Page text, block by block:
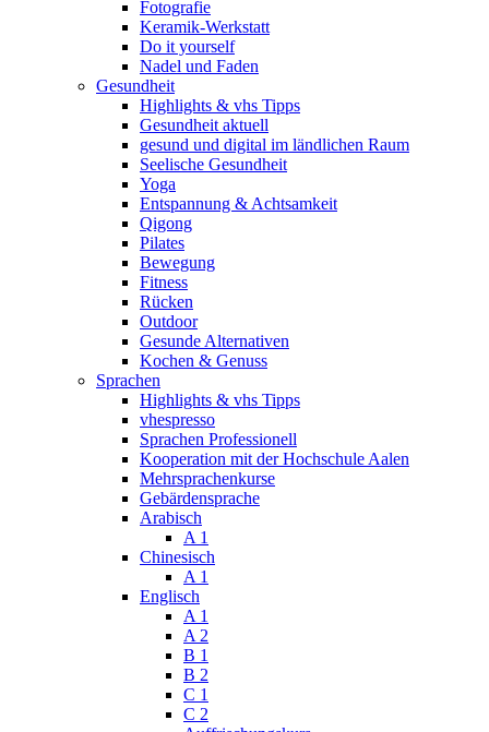
Fotografie
Keramik-Werkstatt
Do it yourself
Nadel und Faden
Gesundheit
Highlights & vhs Tipps
Gesundheit aktuell
gesund und digital im ländlichen Raum
Seelische Gesundheit
Yoga
Entspannung & Achtsamkeit
Qigong
Pilates
Bewegung
Fitness
Rücken
Outdoor
Gesunde Alternativen
Kochen & Genuss
Sprachen
Highlights & vhs Tipps
vhespresso
Sprachen Professionell
Kooperation mit der Hochschule Aalen
Mehrsprachenkurse
Gebärdensprache
Arabisch
A 1
Chinesisch
A 1
Englisch
A 1
A 2
B 1
B 2
C 1
C 2